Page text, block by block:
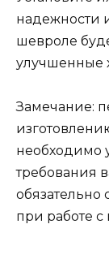
надежности
шевроле
улучшенные
Замечание:
необходимо
требования
обязательно
при работе